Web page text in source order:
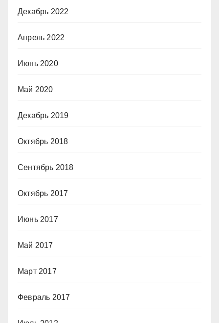
Декабрь 2022
Апрель 2022
Июнь 2020
Май 2020
Декабрь 2019
Октябрь 2018
Сентябрь 2018
Октябрь 2017
Июнь 2017
Май 2017
Март 2017
Февраль 2017